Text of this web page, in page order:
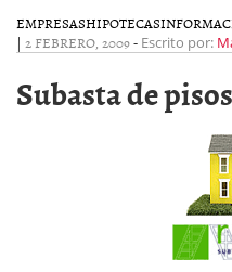
EMPRESASHIPOTECAS
| 2 FEBRERO, 2009- Escrito por:
Subasta de